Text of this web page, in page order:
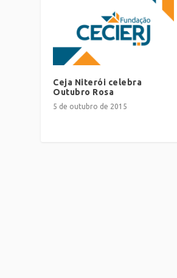
Ceja Niterói celebra
Outubro Rosa
5 de outubro de 2015